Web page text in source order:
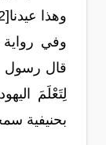
وهذا عيدنا[32] ".0
وفي
قال رسول
لِتَعْلَمَ
بحنيفية سمحة